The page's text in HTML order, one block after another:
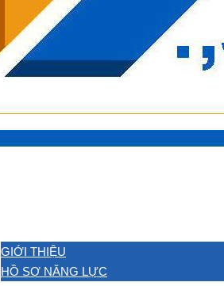
GIỚI THIỆU
HỒ SƠ NĂNG LỰC